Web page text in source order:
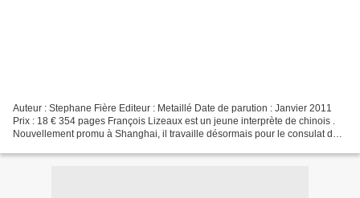
Auteur : Stephane Fière Editeur : Metaillé Date de parution : Janvier 2011
Prix : 18 € 354 pages François Lizeaux est un jeune interprète de chinois .
Nouvellement promu à Shanghai, il travaille désormais pour le consulat de